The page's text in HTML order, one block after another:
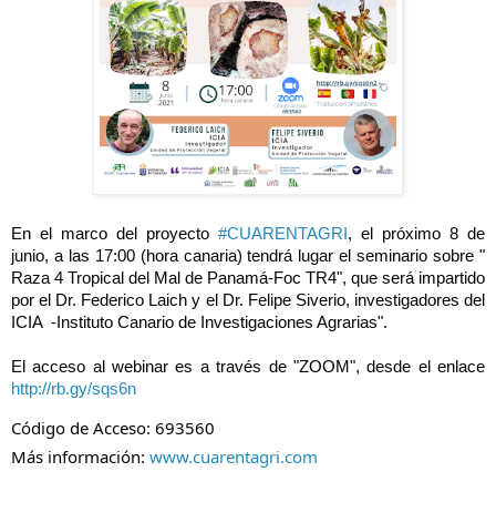
En el marco del proyecto #CUARENTAGRI, el próximo 8 de
junio, a las 17:00 (hora canaria) tendrá lugar el seminario sobre "
Raza 4 Tropical del Mal de Panamá-Foc TR4", que será impartido
por el Dr. Federico Laich y el Dr. Felipe Siverio, investigadores del
ICIA  -Instituto Canario de Investigaciones Agrarias".
http://rb.gy/sqs6n
Código de Acceso: 693560
Más información: www.cuarentagri.com